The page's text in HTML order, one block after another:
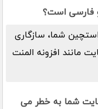
و فارسی است؟
شما، سازگاری
مانند افزونه المنت
سایت شما به خطر می